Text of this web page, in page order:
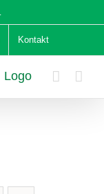
Kontakt